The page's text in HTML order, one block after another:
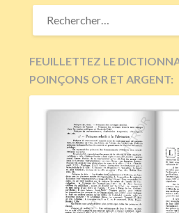
RECHERCHER :
FEUILLETTEZ LE
POINÇONS OR ET ARGENT: